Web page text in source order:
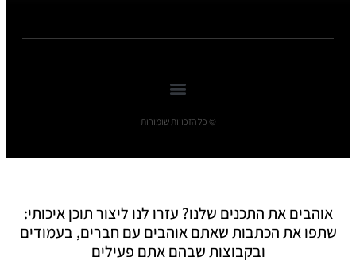
© כל הזכויות שומורות
אוהבים את התכנים שלנו? עזרו לנו ליצור תוכן איכותי:
שתפו את הכתבות שאתם אוהבים עם חברים, בעמודים
ובקבוצות שבהם אתם פעילים